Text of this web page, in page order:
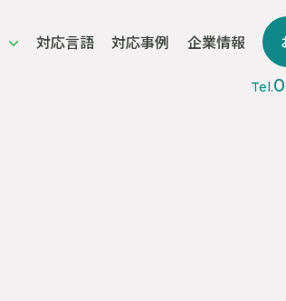
対応言語 対応事例 企業情報
Tel.